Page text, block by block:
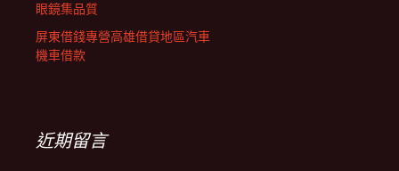
眼鏡集品質
屏東借錢專營高雄借貸地區汽車
機車借款
近期留言